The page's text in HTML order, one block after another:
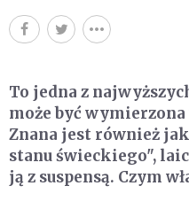
To jedna z
może być wymierzona
Znana jest również
stanu świeckiego",
ją z suspensą. Czym